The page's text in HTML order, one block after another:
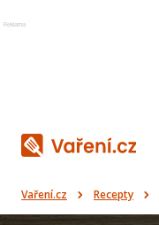
Reklama
Vaření.cz Recepty